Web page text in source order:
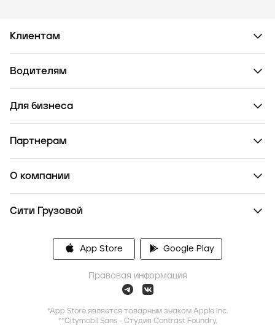
Клиентам
Водителям
Для бизнеса
Партнерам
О компании
Сити Грузовой
App Store Google Play
Правовая информация
*App Store является товарным знаком Apple Inc.
**Citymobil Sans - Студия Contrast Foundry,